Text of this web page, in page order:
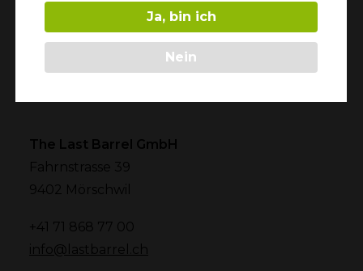
Newsletter
The Last Barrel GmbH
Fahrnstrasse 39
9402 Mörschwil
+41 71 868 77 00
info@lastbarrel.ch
Ja, bin ich
Nein